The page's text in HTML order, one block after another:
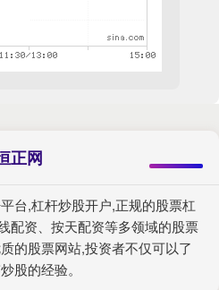
正网
台,杠杆炒股开户,正规的股票杠
配资、按天配资等多领域的股票
的股票网站,投资者不仅可以了
股的经验。